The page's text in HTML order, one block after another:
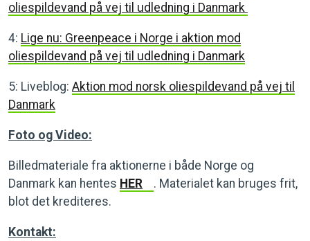
oliespildevand på vej til udledning i Danmark
4: Lige nu: Greenpeace i Norge i aktion mod
oliespildevand på vej til udledning i Danmark
5: Liveblog: Aktion mod norsk oliespildevand på vej til
Danmark
Foto og Video:
Billedmateriale fra aktionerne i både Norge og
Danmark kan hentes HER
. Materialet kan bruges frit,
blot det krediteres.
Kontakt: